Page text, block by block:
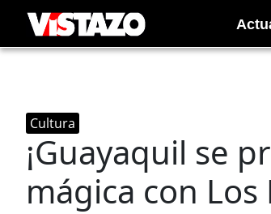
Cultura
¡Guayaquil se
mágica con Los